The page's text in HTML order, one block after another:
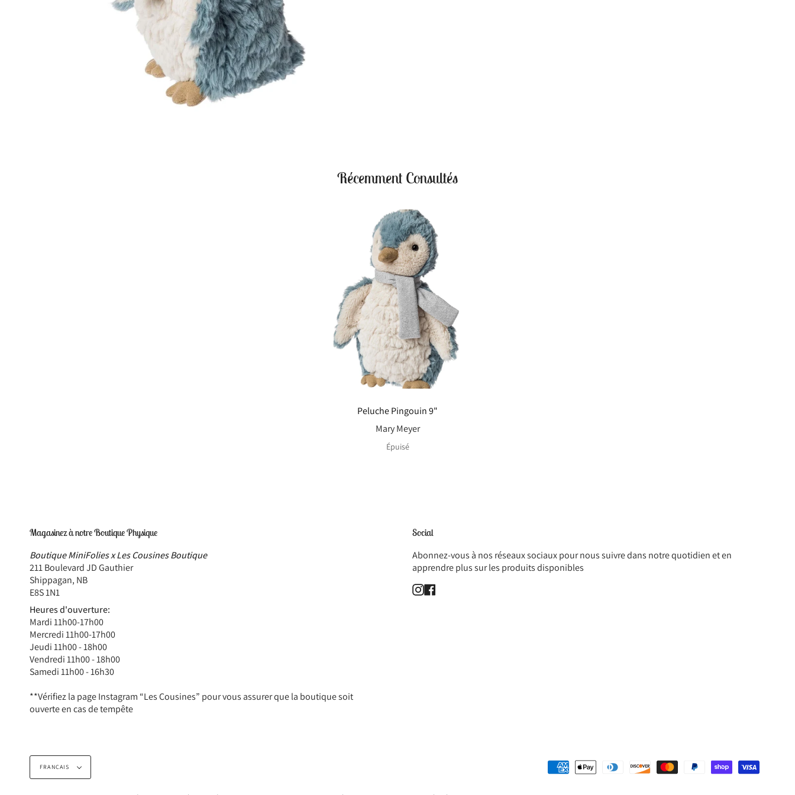
Récemment Consultés
Peluche Pingouin 9"
Mary Meyer
Épuisé
Magasinez à notre Boutique Physique
Boutique MiniFolies x Les Cousines Boutique
211 Boulevard JD Gauthier
Shippagan, NB
E8S 1N1
Heures d'ouverture:
Mardi 11h00-17h00
Mercredi 11h00-17h00
Jeudi 11h00 - 18h00
Vendredi 11h00 - 18h00
Samedi 11h00 - 16h30
**Vérifiez la page Instagram “Les Cousines” pour vous assurer que la boutique soit
ouverte en cas de tempête
Social
Abonnez-vous à nos réseaux sociaux pour nous suivre dans notre quotidien et en
apprendre plus sur les produits disponibles
Instagram
Langue
FRANÇAIS